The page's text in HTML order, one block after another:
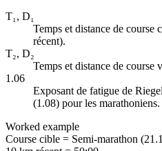
T₁, D₁
Temps et distance de course
récent).
T₂, D₂
Temps et distance de course
1.06
Exposant de fatigue de
(1.08) pour les marathoniens.
Worked example
Course cible = Semi-marathon